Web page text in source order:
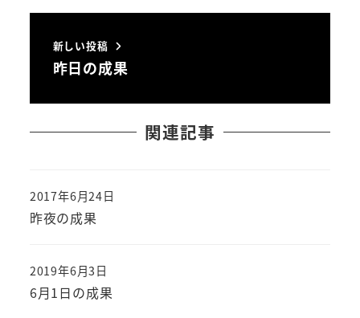
新しい投稿
昨日の成果
関連記事
昨夜の成果
投稿日
2017年6月24日
6月1日の成果
投稿日
2019年6月3日